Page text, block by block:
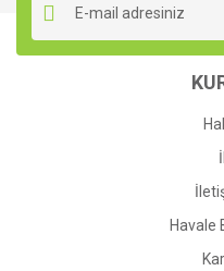
Ürün açıklamasında
Ürün bilgilerinde hatalar
Ürün fiyatı diğer
Havale